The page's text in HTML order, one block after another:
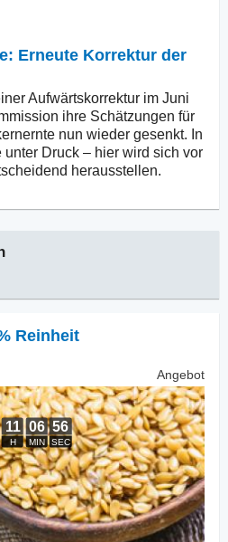
Erneute Korrektur der
Aufwärtskorrektur im Juni
ihre Schätzungen für
nun wieder gesenkt. In
Druck – hier wird sich vor
herausstellen.
Reinheit
Angebot